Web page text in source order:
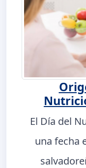
El Día del
una fecha